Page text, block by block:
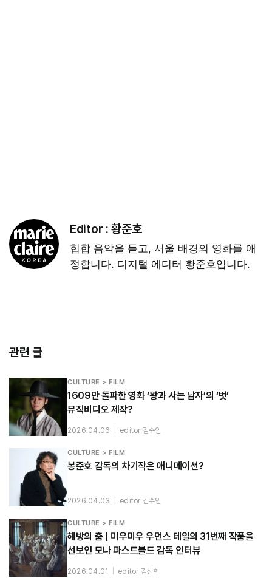
Editor :황준호
힙합 음악을 듣고, 서울 배경의 영화를 애
정합니다. 디지털 에디터 황준호입니다.
관련 글
CULTURE > FILM
1609만 돌파한 영화 ‘왕과 사는 남자’의 ‘벗’
뮤직비디오 제작?
2026.04.06 editor 김수인
CULTURE > FILM
봉준호 감독의 차기작은 애니메이션?
2026.04.03 editor 김수인
CULTURE > FILM
해방의 춤 | 미우미우 우먼스 테일의 31번째 작품을
선보인 모나 파스트볼드 감독 인터뷰
2026.04.01 editor 김선희